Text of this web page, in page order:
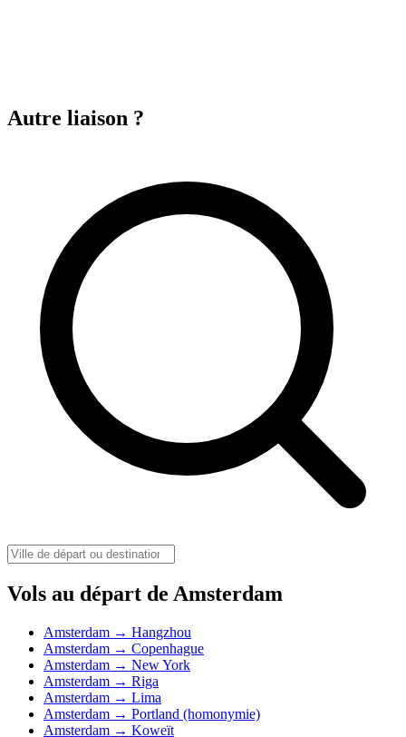
Autre liaison ?
Vols au départ de Amsterdam
Amsterdam → Hangzhou
Amsterdam → Copenhague
Amsterdam → New York
Amsterdam → Riga
Amsterdam → Lima
Amsterdam → Portland (homonymie)
Amsterdam → Koweït